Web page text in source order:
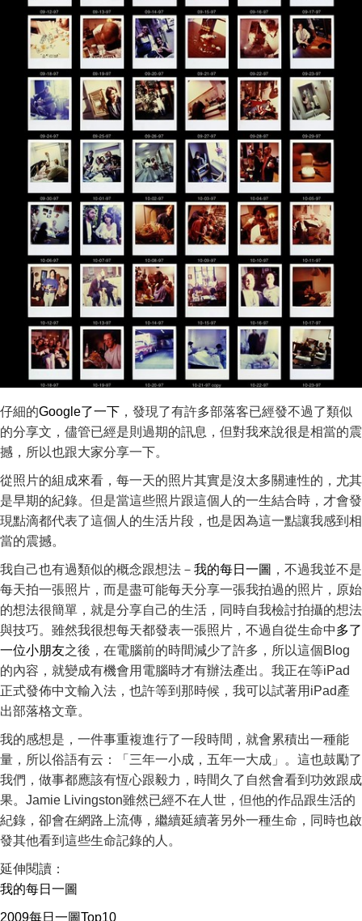
仔細的Google了一下 ，發現了有許多部落客已經發不過了類似
的分享文，儘管已經是則過期的訊息，但對我來說很是相當的震
撼，所以也跟大家分享一下。
從照片的組成來看，每一天的照片其實是沒太多關連性的，尤其
是早期的紀錄。但是當這些照片跟這個人的一生結合時，才會發
現點滴都代表了這個人的生活片段，也是因為這一點讓我感到相
當的震撼。
我自己也有過類似的概念跟想法－ 我的每日一圖 ，不過我並不是
每天拍一張照片，而是盡可能每天分享一張我拍過的照片，原始
的想法很簡單，就是分享自己的生活，同時自我檢討拍攝的想法
與技巧。雖然我很想每天都發表一張照片，不過自從生命中多了
一位小朋友之後，在電腦前的時間減少了許多，所以這個Blog
的內容，就變成有機會用電腦時才有辦法產出。我正在等iPad
正式發佈中文輸入法，也許等到那時候，我可以試著用iPad產
出部落格文章。
我的感想是，一件事重複進行了一段時間，就會累積出一種能
量，所以俗語有云：「三年一小成，五年一大成」。這也鼓勵了
我們，做事都應該有恆心跟毅力，時間久了自然會看到功效跟成
果。Jamie Livingston雖然已經不在人世，但他的作品跟生活的
紀錄，卻會在網路上流傳，繼續延續著另外一種生命，同時也啟
發其他看到這些生命記錄的人。
延伸閱讀：
我的每日一圖
2009每日一圖Top10